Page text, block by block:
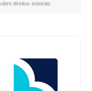
direitos autorais